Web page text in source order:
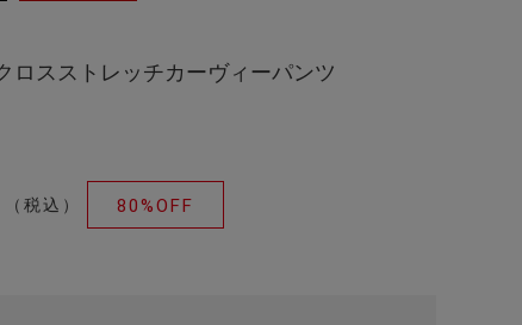
ロスストレッチカーヴィーパンツ
（税込） 80%OFF